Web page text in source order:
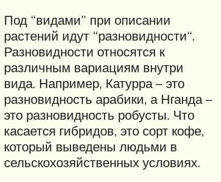
Под “видами” при описании
растений идут “разновидности“.
Разновидности относятся к
различным вариациям внутри
вида. Например, Катурра – это
разновидность арабики, а Нганда –
это разновидность робусты. Что
касается гибридов, это сорт кофе,
который выведены людьми в
сельскохозяйственных условиях.